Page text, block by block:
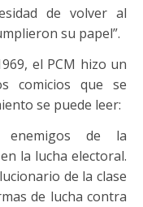
de volver al
su papel”.
el PCM hizo un
comicios que se
se puede leer:
enemigos de la
la lucha electoral.
de la clase
de lucha contra